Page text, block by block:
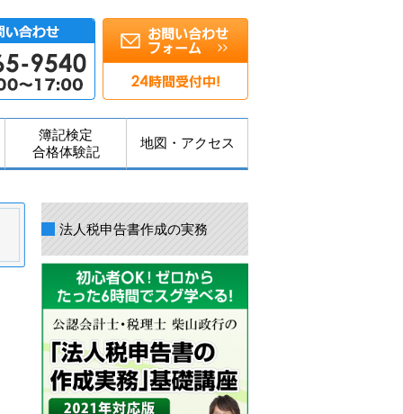
簿記検定
合格体験記
地図・アクセス
法人税申告書作成の実務